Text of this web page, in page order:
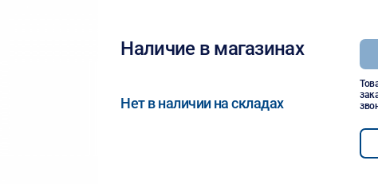
Наличие в магазинах
Нет в наличии на складах